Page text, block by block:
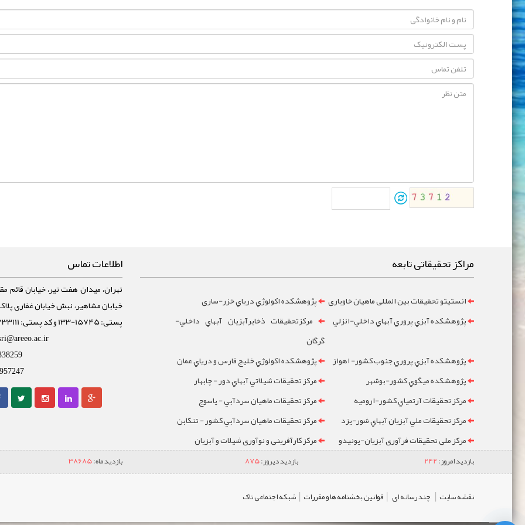
مراکز تحقیقاتی تابعه
انستیتو تحقیقات بین المللی ماهیان خاویاری
پژوهشکده اکولوژي درياي خزر-ساری
پژوهشکده آبزي پروري آبهاي داخلي-انزلي
مرکزتحقيقات ذخايرآبزيان آبهاي داخلي-
گرگان
پژوهشکده آبزي پروري جنوب کشور- اهواز
پژوهشکده اکولوژي خليج فارس و درياي عمان
پژوهشکده ميگوي کشور-بوشهر
مرکز تحقيقات شيلاتي آبهاي دور - چابهار
مرکز تحقيقات آرتمياي کشور-ارومیه
مرکز تحقيقات ماهيان سردآبي - ياسوج
مرکز تحقيقات ملي آبزيان آبهاي شور-یزد
مرکز تحقيقات ماهيان سردآبي کشور - تنکابن
مرکز ملی تحقیقات فرآوری آبزیان-یونیدو
مرکز کارآفرینی و نوآوری شیلات و آبزیان
اطلاعات تماس
تهران، میدان هفت تیر، خیابان قائم
پستی: 15745-133 و کد پستی: 1588733111
بازدید امروز:242 بازدید دیروز:875 بازدید ماه:38685
نقشه سایت | چند رسانه ای | قوانین،بخشنامه ها و مقررات | شبکه اجتماعی تاک